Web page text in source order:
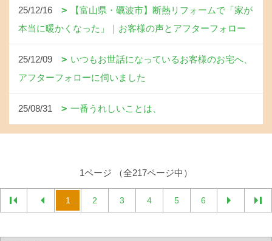
25/12/16
【富山県・礪波市】断熱リフォームで「家が
本当に暖かくなった」｜お客様の声とアフターフォロー
25/12/09
いつもお世話になっているお客様のお宅へ、
アフターフォローに伺いました
25/08/31 一番うれしいことは、
1ページ （全217ページ中）
1 2 3 4 5 6